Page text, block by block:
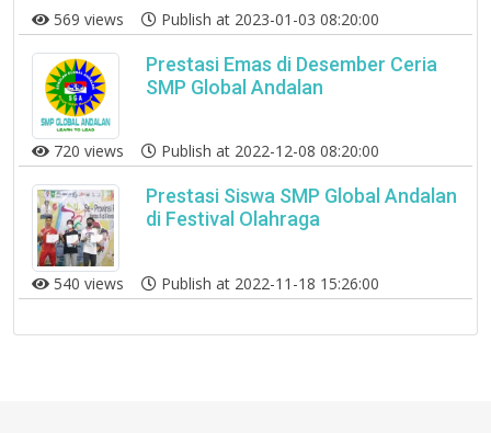
569 views Publish at 2023-01-03 08:20:00
Prestasi Emas di Desember Ceria
SMP Global Andalan
720 views Publish at 2022-12-08 08:20:00
Prestasi Siswa SMP Global Andalan
di Festival Olahraga
540 views Publish at 2022-11-18 15:26:00